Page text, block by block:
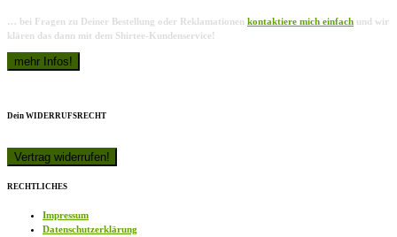
… bei Fragen zu Deiner Bestellung oder Reklamationen kontaktiere mich einfach und wir
klären das dann mit dem Shirtee-Kundenservice!
Dein WIDERRUFSRECHT
RECHTLICHES
Impressum
Datenschutzerklärung